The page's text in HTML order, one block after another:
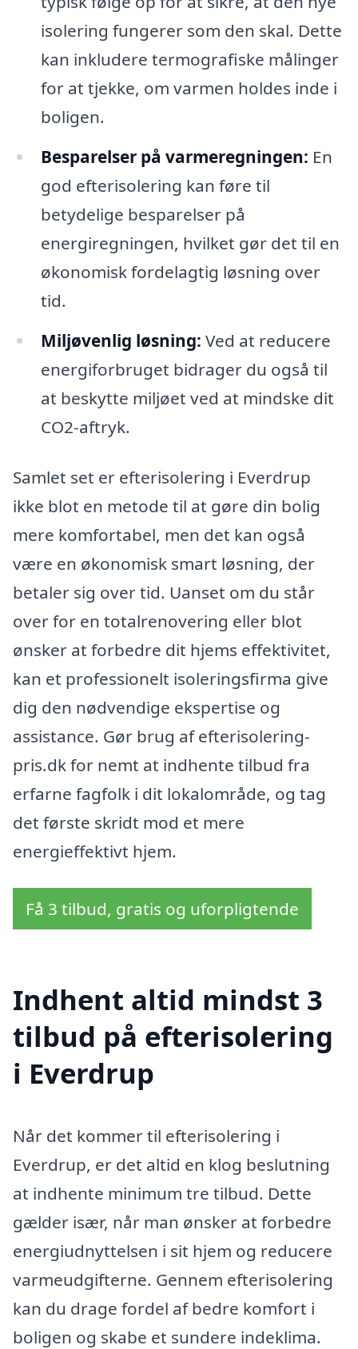
isolering fungerer som den skal. Dette
kan inkludere termografiske målinger
for at tjekke, om varmen holdes inde i
boligen.
Besparelser på varmeregningen: En
god efterisolering kan føre til
betydelige besparelser på
energiregningen, hvilket gør det til en
økonomisk fordelagtig løsning over
tid.
Miljøvenlig løsning: Ved at reducere
energiforbruget bidrager du også til
at beskytte miljøet ved at mindske dit
CO2-aftryk.
Samlet set er efterisolering i Everdrup
ikke blot en metode til at gøre din bolig
mere komfortabel, men det kan også
være en økonomisk smart løsning, der
betaler sig over tid. Uanset om du står
over for en totalrenovering eller blot
ønsker at forbedre dit hjems effektivitet,
kan et professionelt isoleringsfirma give
dig den nødvendige ekspertise og
assistance. Gør brug af efterisolering-
pris.dk for nemt at indhente tilbud fra
erfarne fagfolk i dit lokalområde, og tag
det første skridt mod et mere
energieffektivt hjem.
Få 3 tilbud, gratis og uforpligtende
Indhent altid mindst 3
tilbud på efterisolering
i Everdrup
Når det kommer til efterisolering i
Everdrup, er det altid en klog beslutning
at indhente minimum tre tilbud. Dette
gælder især, når man ønsker at forbedre
energiudnyttelsen i sit hjem og reducere
varmeudgifterne. Gennem efterisolering
kan du drage fordel af bedre komfort i
boligen og skabe et sundere indeklima.